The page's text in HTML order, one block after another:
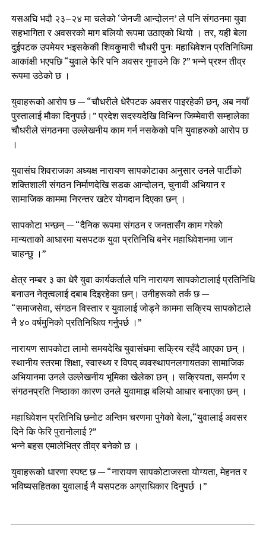
यसअघि भदौ २३–२४ मा चलेको ‘जेनजी आन्दोलन’ ले पनि संगठनमा युवा
सहभागिता र अवसरको माग बलियो रूपमा उठाएको थियो । तर, यही बेला
दुईपटक उपमेयर भइसकेकी शिवकुमारी चौधरी पुनः महाधिवेशन प्रतिनिधिमा
आकांक्षी भएपछि “युवाले फेरि पनि अवसर गुमाउने कि ?” भन्ने प्रश्न तीव्र
रूपमा उठेको छ ।
युवाहरूको आरोप छ — “चौधरीले धेरैपटक अवसर पाइरहेकी छन्, अब नयाँ
पुस्तालाई मौका दिनुपर्छ।” प्रदेश सदस्यदेखि विभिन्न जिम्मेवारी सम्हालेका
चौधरीले संगठनमा उल्लेखनीय काम गर्न नसकेको पनि युवाहरुको आरोप छ
।
युवासंघ शिवराजका अध्यक्ष नारायण सापकोटाका अनुसार उनले पार्टीको
शक्तिशाली संगठन निर्माणदेखि सडक आन्दोलन, चुनावी अभियान र
सामाजिक काममा निरन्तर खटेर योगदान दिएका छन् ।
सापकोटा भन्छन् — “दैनिक रूपमा संगठन र जनतासँग काम गरेको
मान्यताको आधारमा यसपटक युवा प्रतिनिधि बनेर महाधिवेशनमा जान
चाहन्छु ।”
क्षेत्र नम्बर ३ का धेरै युवा कार्यकर्ताले पनि नारायण सापकोटालाई प्रतिनिधि
बनाउन नेतृत्वलाई दबाब दिइरहेका छन्। उनीहरूको तर्क छ —
“समाजसेवा, संगठन विस्तार र युवालाई जोड्ने काममा सक्रिय सापकोटाले
नै ४० वर्षमुनिको प्रतिनिधित्व गर्नुपर्छ ।”
नारायण सापकोटा लामो समयदेखि युवासंघमा सक्रिय रहँदै आएका छन् ।
स्थानीय स्तरमा शिक्षा, स्वास्थ्य र विपद् व्यवस्थापनलगायतका सामाजिक
अभियानमा उनले उल्लेखनीय भूमिका खेलेका छन् । सक्रियता, समर्पण र
संगठनप्रति निष्ठाका कारण उनले युवामाझ बलियो आधार बनाएका छन् ।
महाधिवेशन प्रतिनिधि छनोट अन्तिम चरणमा पुगेको बेला,“युवालाई अवसर
दिने कि फेरि पुरानोलाई ?”
भन्ने बहस एमालेभित्र तीव्र बनेको छ ।
युवाहरूको धारणा स्पष्ट छ — “नारायण सापकोटाजस्ता योग्यता, मेहनत र
भविष्यसहितका युवालाई नै यसपटक अग्राधिकार दिनुपर्छ ।”